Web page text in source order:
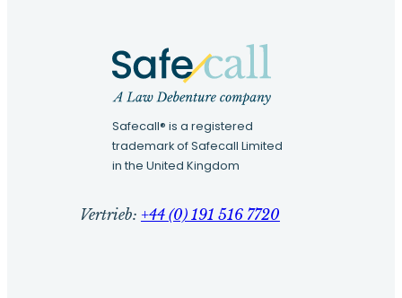
Safecall® is a registered
trademark of Safecall Limited
in the United Kingdom
Vertrieb: +44 (0) 191 516 7720